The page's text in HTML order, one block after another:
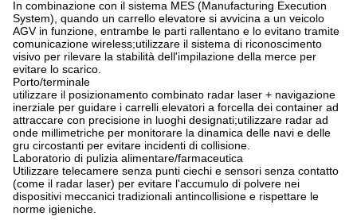
In combinazione con il sistema MES (Manufacturing Execution
System), quando un carrello elevatore si avvicina a un veicolo
AGV in funzione, entrambe le parti rallentano e lo evitano tramite
comunicazione wireless;utilizzare il sistema di riconoscimento
visivo per rilevare la stabilità dell'impilazione della merce per
evitare lo scarico.
Porto/terminale
utilizzare il posizionamento combinato radar laser + navigazione
inerziale per guidare i carrelli elevatori a forcella dei container ad
attraccare con precisione in luoghi designati;utilizzare radar ad
onde millimetriche per monitorare la dinamica delle navi e delle
gru circostanti per evitare incidenti di collisione.
Laboratorio di pulizia alimentare/farmaceutica
Utilizzare telecamere senza punti ciechi e sensori senza contatto
(come il radar laser) per evitare l'accumulo di polvere nei
dispositivi meccanici tradizionali antincollisione e rispettare le
norme igieniche.